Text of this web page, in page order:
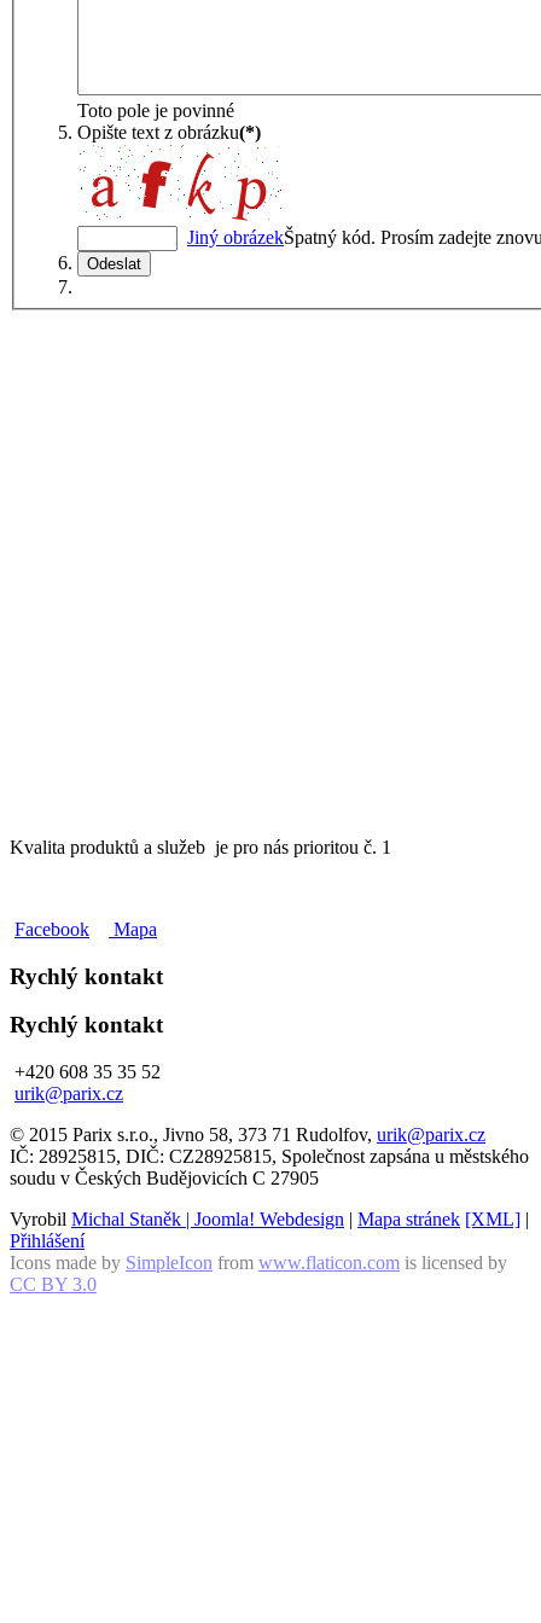
Toto pole je povinné
Opište text z obrázku(*)
Jiný obrázekŠpatný kód. Prosím zadejte
Kvalita produktů a služeb je pro nás prioritou č. 1
Facebook Mapa
Rychlý kontakt
Rychlý kontakt
+420 608 35 35 52
urik@parix.cz
© 2015 Parix s.r.o., Jivno 58, 373 71 Rudolfov, urik@parix.cz
IČ: 28925815, DIČ: CZ28925815, Společnost zapsána u městského
soudu v Českých Budějovicích C 27905
Vyrobil Michal Staněk | Joomla! Webdesign | Mapa stránek [XML] |
Přihlášení
Icons made by SimpleIcon from www.flaticon.com is licensed by
CC BY 3.0